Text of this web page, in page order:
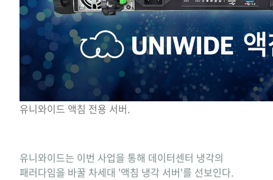
유니와이드 액침 전용 서버.
유니와이드는 이번 사업을 통해 데이터센터 냉각의
패러다임을 바꿀 차세대 '액침 냉각 서버'를 선보인다.